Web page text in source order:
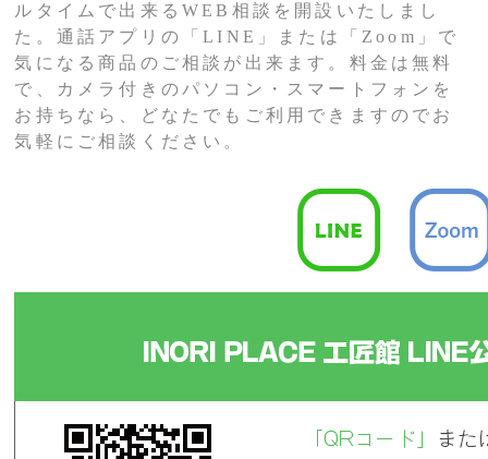
ルタイムで出来るWEB相談を開設いたしまし
た。通話アプリの「LINE」または「Zoom」で
気になる商品のご相談が出来ます。料金は無料
で、カメラ付きのパソコン・スマートフォンを
お持ちなら、どなたでもご利用できますのでお
気軽にご相談ください。